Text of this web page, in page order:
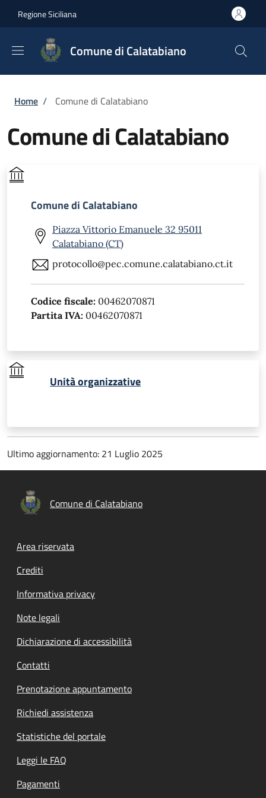
Regione Siciliana
Comune di Calatabiano
Briciole di pane
Home / Comune di Calatabiano
Comune di Calatabiano
Comune di Calatabiano
Piazza Vittorio Emanuele 32 95011
Calatabiano (CT)
protocollo@pec.comune.calatabiano.ct.it
Codice fiscale: 00462070871
Partita IVA: 00462070871
Unità organizzative
Ultimo aggiornamento: 21 Luglio 2025
Comune di Calatabiano
Footer menu
Area riservata
Crediti
Informativa privacy
Note legali
Dichiarazione di accessibilità
Contatti
Prenotazione appuntamento
Richiedi assistenza
Statistiche del portale
Leggi le FAQ
Pagamenti